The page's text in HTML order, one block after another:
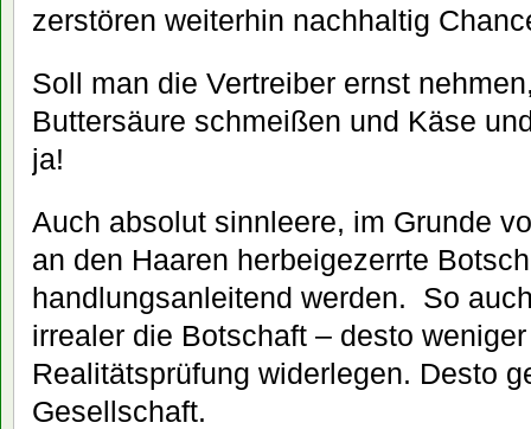
zerstören weiterhin nachhaltig
Soll man die Vertreiber ernst
Buttersäure schmeißen und Käse
ja!
Auch absolut sinnleere, im Grunde
an den Haaren herbeigezerrte
handlungsanleitend werden. So
irrealer die Botschaft – desto
Realitätsprüfung widerlegen. Desto
Gesellschaft.